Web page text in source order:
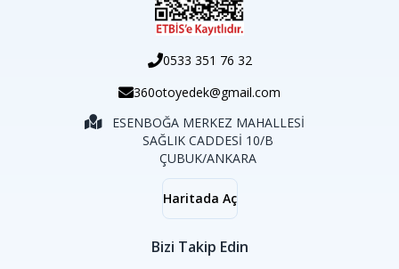
0533 351 76 32
360otoyedek@gmail.com
ESENBOĞA MERKEZ MAHALLESİ
SAĞLIK CADDESİ 10/B
ÇUBUK/ANKARA
Haritada Aç
Bizi Takip Edin